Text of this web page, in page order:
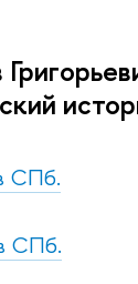
СПб.
СПб.